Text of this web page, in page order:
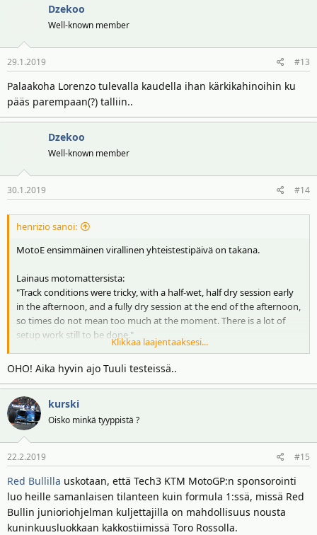
Dzekoo
Well-known member
29.1.2019 #13
Palaakoha Lorenzo tulevalla kaudella ihan kärkikahinoihin ku
pääs parempaan(?) talliin..
Dzekoo
Well-known member
30.1.2019 #14
henrizio sanoi:
MotoE ensimmäinen virallinen yhteistestipäivä on takana.
Lainaus motomattersista:
"Track conditions were tricky, with a half-wet, half dry session early
in the afternoon, and a fully dry session at the end of the afternoon,
so times do not mean too much at the moment. There is a lot of
setup work still to be done."
1 66 Niki Tuuli Ajo Motorsport 1:51.721
2 51 Eric Granado Avintia Esponsorama 1:51.842 0.121 0.121
3 14 Randy De Puniet LCR E-Team 1:51.906 0.185 0.064
4 38 Bradley Smith One Energy 1:52.339 0.618 0.433
5 5 Alex De Angelis Alma Pramac 1:52.403 0.682 0.064
6 63 Mike Di Meglio EG 0,0 Marc VDS 1:52.574 0.853 0.171
8 32 Lorenzo Savadori Trentino Gresini 1:52.689 0.968 0.014
9 15 Sete Gibernau Pons Racing 1:52.817 1.096 0.128
10 8 M. Casadei 1:53.629 1.908 0.812
11 18 Nico Terol Angel Nieto Team 1:54.192 2.471 0.563
12 78 Kenny Foray Tech3 E-Racing 1:54.413 2.692 0.221
Klikkaa laajentaaksesi...
OHO! Aika hyvin ajo Tuuli testeissä..
kurski
Oisko minkä tyyppistä ?
22.2.2019 #15
Red Bullilla uskotaan, että Tech3 KTM MotoGP:n sponsorointi
luo heille samanlaisen tilanteen kuin formula 1:ssä, missä Red
Bullin junioriohjelman kuljettajilla on mahdollisuus nousta
kuninkuusluokkaan kakkostiimissä Toro Rossolla.